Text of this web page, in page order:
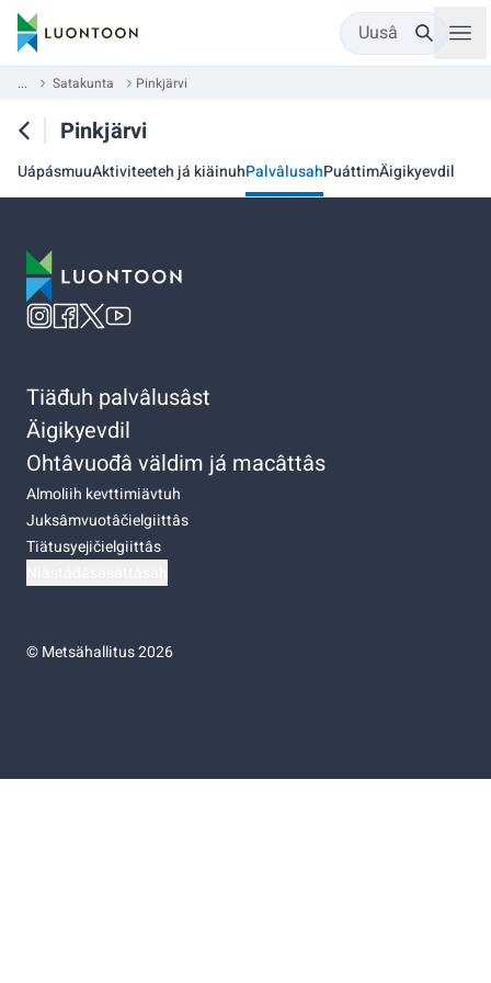
Uusâ
... Satakunta Pinkjärvi
Pinkjärvi
UápásmuuAktiviteeteh já kiäinuhPalvâlusahPuáttimÄigikyevdil
Tiäđuh palvâlusâst
Äigikyevdil
Ohtâvuođâ väldim já macâttâs
Almoliih kevttimiävtuh
Juksâmvuotâčielgiittâs
Tiätusyejičielgiittâs
©Metsähallitus 2026